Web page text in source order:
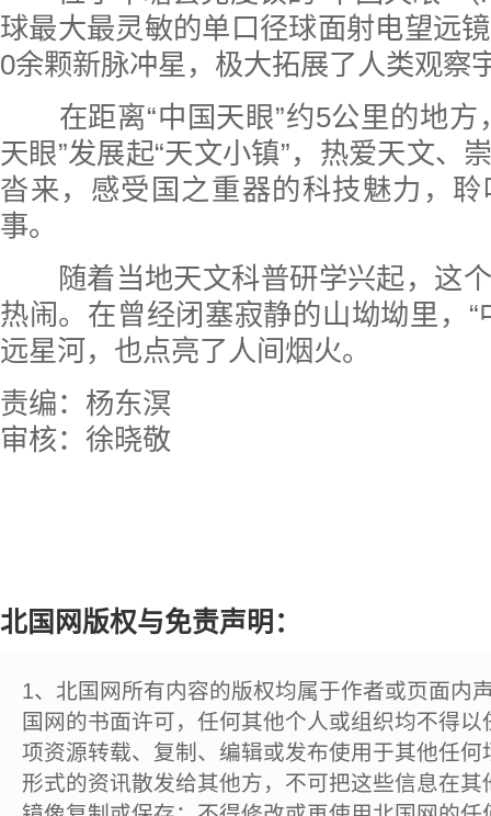
球最大最灵敏的单口径球面射电望远
0余颗新脉冲星，极大拓展了人类观察
在距离“中国天眼”约5公里的地方
天眼”发展起“天文小镇”，热爱天文、
沓来，感受国之重器的科技魅力，
事。
随着当地天文科普研学兴起，这个
热闹。在曾经闭塞寂静的山坳坳里，“
远星河，也点亮了人间烟火。
责编：杨东溟
审核：徐晓敬
北国网版权与免责声明：
1、北国网所有内容的版权均属于作者或页面内
国网的书面许可，任何其他个人或组织均不得
项资源转载、复制、编辑或发布使用于其他任
形式的资讯散发给其他方，不可把这些信息在